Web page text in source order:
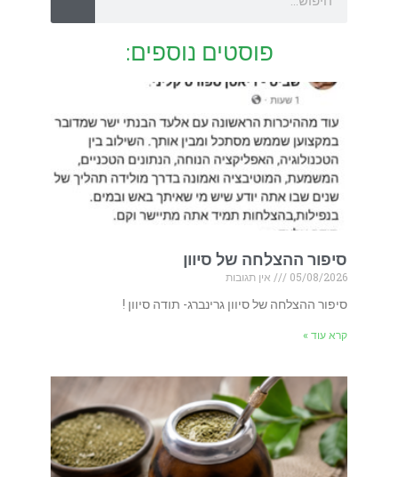
פוסטים נוספים:
סיפור ההצלחה של סיוון
05/08/2026
אין תגובות
סיפור ההצלחה של סיוון גרינברג- תודה סיוון !
קרא עוד »